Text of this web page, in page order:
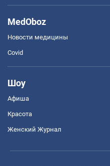
MedOboz
Новости медицины
Covid
Шоу
Афиша
Красота
Женский Журнал